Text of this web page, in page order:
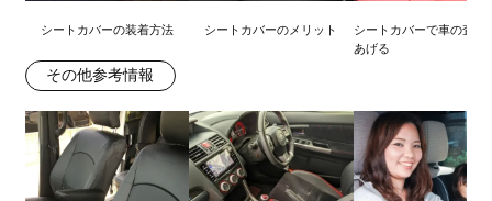
シートカバーの装着方法 シートカバーのメリット
シートカバーで車の査定
あげる
その他参考情報